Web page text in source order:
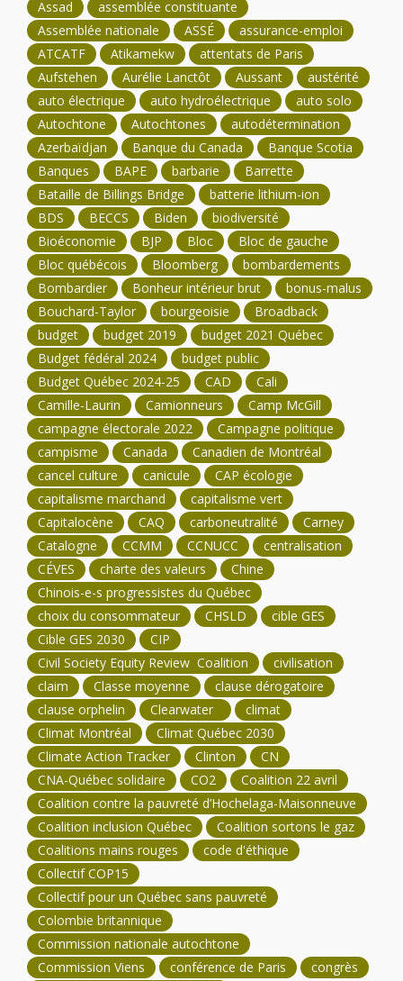
Assad
assemblée constituante
Assemblée nationale
ASSÉ
assurance-emploi
ATCATF
Atikamekw
attentats de Paris
Aufstehen
Aurélie Lanctôt Aussant
austérité
auto électrique
auto hydroélectrique
auto solo
Autochtone
Autochtones
autodétermination
Azerbaïdjan
Banque du Canada
Banque Scotia
Banques
BAPE barbarie
Barrette
Bataille de Billings Bridge
batterie lithium-ion
BDS
BECCS Biden
biodiversité
Bioéconomie
BJP Bloc
Bloc de gauche
Bloc québécois
Bloomberg
bombardements
Bombardier
Bonheur intérieur brut
bonus-malus
Bouchard-Taylor
bourgeoisie
Broadback
budget
budget 2019
budget 2021 Québec
Budget fédéral 2024
budget public
Budget Québec 2024-25
CAD
Cali
Camille-Laurin
Camionneurs
Camp McGill
campagne électorale 2022
Campagne politique
campisme
Canada
Canadien de Montréal
cancel culture
canicule
CAP écologie
capitalisme marchand
capitalisme vert
Capitalocène
CAQ carboneutralité
Carney
Catalogne
CCMM CCNUCC
centralisation
CÉVES
charte des valeurs
Chine
Chinois-e-s progressistes du Québec
choix du consommateur
CHSLD
cible GES
Cible GES 2030
CIP
Civil Society Equity Review Coalition
civilisation
claim
Classe moyenne
clause dérogatoire
clause orphelin
Clearwater
climat
Climat Montréal
Climat Québec 2030
Climate Action Tracker
Clinton
CN
CNA-Québec solidaire
CO2
Coalition 22 avril
Coalition contre la pauvreté d’Hochelaga-Maisonneuve
Coalition inclusion Québec
Coalition sortons le gaz
Coalitions mains rouges
code d'éthique
Collectif COP15
Collectif pour un Québec sans pauvreté
Colombie britannique
Commission nationale autochtone
Commission Viens
conférence de Paris
congrès